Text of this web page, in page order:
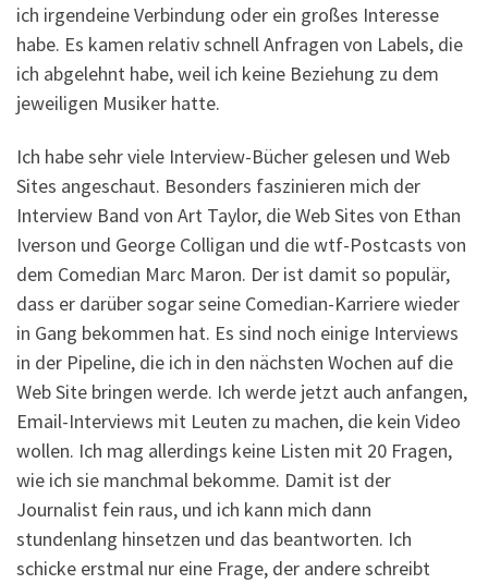
ich irgendeine Verbindung oder ein großes Interesse
habe. Es kamen relativ schnell Anfragen von Labels, die
ich abgelehnt habe, weil ich keine Beziehung zu dem
jeweiligen Musiker hatte.
Ich habe sehr viele Interview-Bücher gelesen und Web
Sites angeschaut. Besonders faszinieren mich der
Interview Band von Art Taylor, die Web Sites von Ethan
Iverson und George Colligan und die wtf-Postcasts von
dem Comedian Marc Maron. Der ist damit so populär,
dass er darüber sogar seine Comedian-Karriere wieder
in Gang bekommen hat. Es sind noch einige Interviews
in der Pipeline, die ich in den nächsten Wochen auf die
Web Site bringen werde. Ich werde jetzt auch anfangen,
Email-Interviews mit Leuten zu machen, die kein Video
wollen. Ich mag allerdings keine Listen mit 20 Fragen,
wie ich sie manchmal bekomme. Damit ist der
Journalist fein raus, und ich kann mich dann
stundenlang hinsetzen und das beantworten. Ich
schicke erstmal nur eine Frage, der andere schreibt